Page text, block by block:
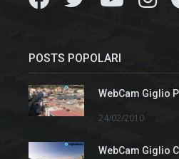
POSTS POPOLARI
WebCam Giglio
24/02/2010
WebCam Giglio